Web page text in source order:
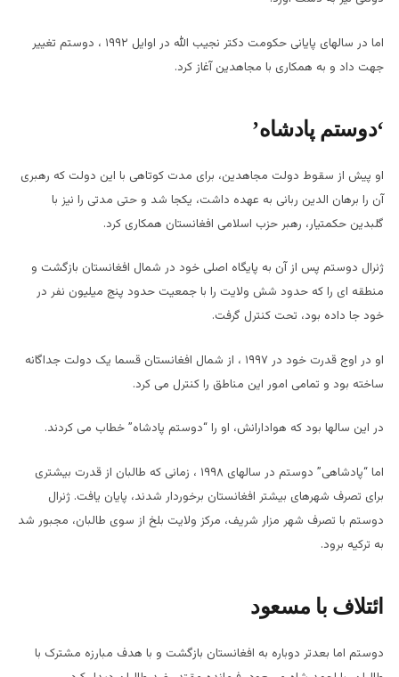
اما در سالهای پایانی حکومت دکتر نجیب الله در اوایل ۱۹۹۲ ، دوستم تغییر
جهت داد و به همکاری با مجاهدین آغاز کرد.
‘دوستم پادشاه’
او پیش از سقوط دولت مجاهدین، برای مدت کوتاهی با این دولت که رهبری
آن را برهان الدین ربانی به عهده داشت، یکجا شد و حتی مدتی را نیز با
گلبدین حکمتیار، رهبر حزب اسلامی افغانستان همکاری کرد.
ژنرال دوستم پس از آن به پایگاه اصلی خود در شمال افغانستان بازگشت و
منطقه ای را که حدود شش ولایت را با جمعیت حدود پنج میلیون نفر در
خود جا داده بود، تحت کنترل گرفت.
او در اوج قدرت خود در ۱۹۹۷ ، از شمال افغانستان قسما یک دولت جداگانه
ساخته بود و تمامی امور این مناطق را کنترل می کرد.
در این سالها بود که هوادارانش، او را “دوستم پادشاه” خطاب می کردند.
اما “پادشاهی” دوستم در سالهای ۱۹۹۸ ، زمانی که طالبان از قدرت بیشتری
برای تصرف شهرهای بیشتر افغانستان برخوردار شدند، پایان یافت. ژنرال
دوستم با تصرف شهر مزار شریف، مرکز ولایت بلخ از سوی طالبان، مجبور شد
به ترکیه برود.
ائتلاف با مسعود
دوستم اما بعدتر دوباره به افغانستان بازگشت و با هدف مبارزه مشترک با